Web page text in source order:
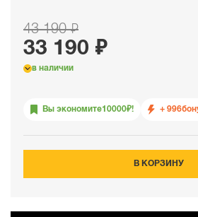
43 190 ₽
33 190 ₽
в наличии
Вы экономите10000₽! + 996
В КОРЗИНУ